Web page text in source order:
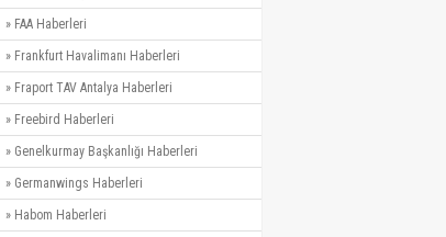
» FAA Haberleri
» Frankfurt Havalimanı Haberleri
» Fraport TAV Antalya Haberleri
» Freebird Haberleri
» Genelkurmay Başkanlığı Haberleri
» Germanwings Haberleri
» Habom Haberleri